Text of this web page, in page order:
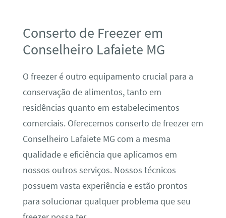
Conserto de Freezer em
Conselheiro Lafaiete MG
O freezer é outro equipamento crucial para a
conservação de alimentos, tanto em
residências quanto em estabelecimentos
comerciais. Oferecemos conserto de freezer em
Conselheiro Lafaiete MG com a mesma
qualidade e eficiência que aplicamos em
nossos outros serviços. Nossos técnicos
possuem vasta experiência e estão prontos
para solucionar qualquer problema que seu